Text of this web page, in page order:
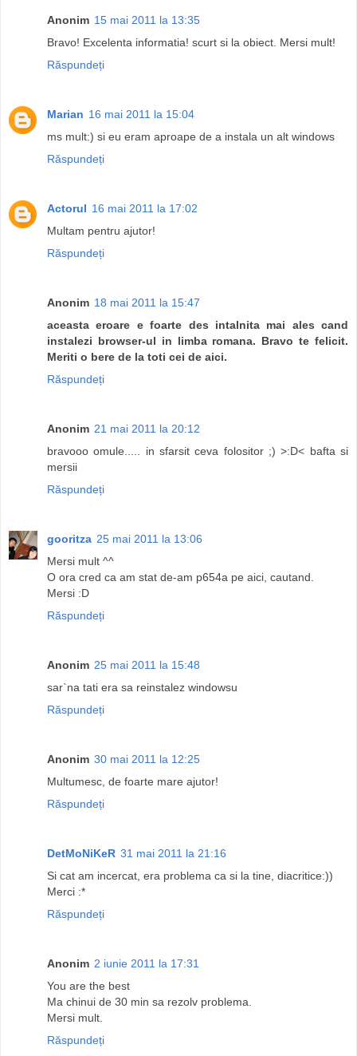
Anonim 15 mai 2011 la 13:35
Bravo! Excelenta informatia! scurt si la obiect. Mersi mult!
Răspundeți
Marian 16 mai 2011 la 15:04
ms mult:) si eu eram aproape de a instala un alt windows
Răspundeți
Actorul 16 mai 2011 la 17:02
Multam pentru ajutor!
Răspundeți
Anonim 18 mai 2011 la 15:47
aceasta eroare e foarte des intalnita mai ales cand
instalezi browser-ul in limba romana. Bravo te felicit.
Meriti o bere de la toti cei de aici.
Răspundeți
Anonim 21 mai 2011 la 20:12
bravooo omule..... in sfarsit ceva folositor ;) >:D< bafta si
mersii
Răspundeți
gooritza 25 mai 2011 la 13:06
Mersi mult ^^
O ora cred ca am stat de-am p654a pe aici, cautand.
Mersi :D
Răspundeți
Anonim 25 mai 2011 la 15:48
sar`na tati era sa reinstalez windowsu
Răspundeți
Anonim 30 mai 2011 la 12:25
Multumesc, de foarte mare ajutor!
Răspundeți
DetMoNiKeR 31 mai 2011 la 21:16
Si cat am incercat, era problema ca si la tine, diacritice:))
Merci :*
Răspundeți
Anonim 2 iunie 2011 la 17:31
You are the best
Ma chinui de 30 min sa rezolv problema.
Mersi mult.
Răspundeți